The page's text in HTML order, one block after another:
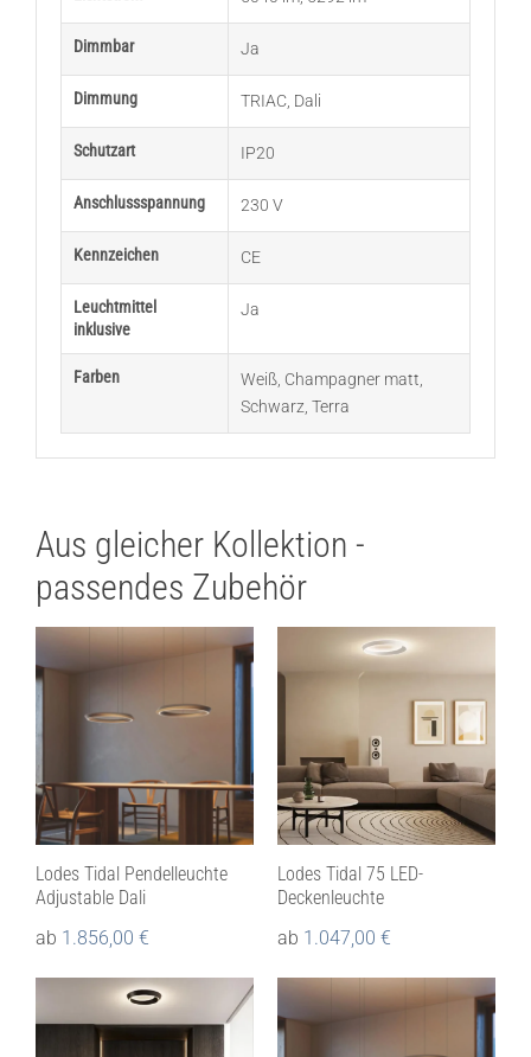
Dimmbar Ja
Dimmung TRIAC, Dali
Schutzart IP20
Anschlussspannung 230 V
Kennzeichen CE
Leuchtmittel
inklusive
Ja
Farben Weiß, Champagner matt
Schwarz Terra
Aus gleicher Kollektion -
passendes Zubehör
Lodes Tidal Pendelleuchte
Adjustable Dali
ab 1.856,00 €
Lodes Tidal 75 LED-
Deckenleuchte
ab 1.047,00 €